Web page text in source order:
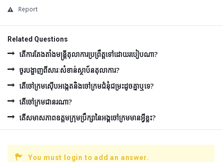
Report
Related Questions
តើការតែងតាំងមន្រ្តីតុលាការប្រព្រឹត្តទៅដោយរបៀបណា?
ចូរបង្ហាញពីសារៈសំខាន់ស្ថាប័នតុលាការ?
តើចៅក្រមស៊ើបអង្កេតនិងចៅក្រមជំនុំជម្រះដូចគ្នាឬទេ?
តើចៅក្រមជានរណា?
តើសមាសភាពឧត្ដមក្រុមប្រឹក្សានៃអង្គចៅក្រមមានអ្វីខ្លះ?
You must login to add an answer.